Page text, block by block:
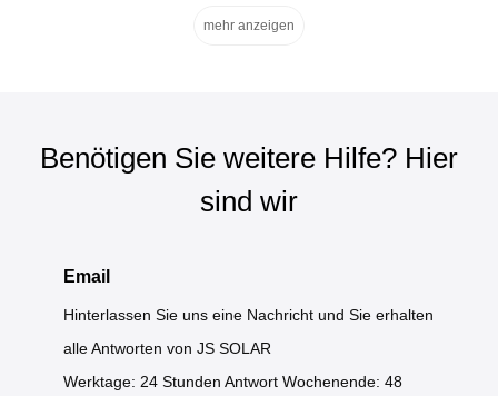
mehr anzeigen
Benötigen Sie weitere Hilfe? Hier
sind wir
Email
Hinterlassen Sie uns eine Nachricht und Sie erhalten
alle Antworten von JS SOLAR
Werktage: 24 Stunden Antwort Wochenende: 48